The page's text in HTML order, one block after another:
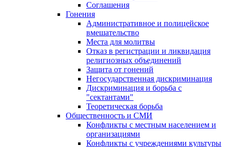
Соглашения
Гонения
Административное и полицейское
вмешательство
Места для молитвы
Отказ в регистрации и ликвидация
религиозных объединений
Защита от гонений
Негосударственная дискриминация
Дискриминация и борьба с
"сектантами"
Теоретическая борьба
Общественность и СМИ
Конфликты с местным населением и
организациями
Конфликты с учреждениями культуры